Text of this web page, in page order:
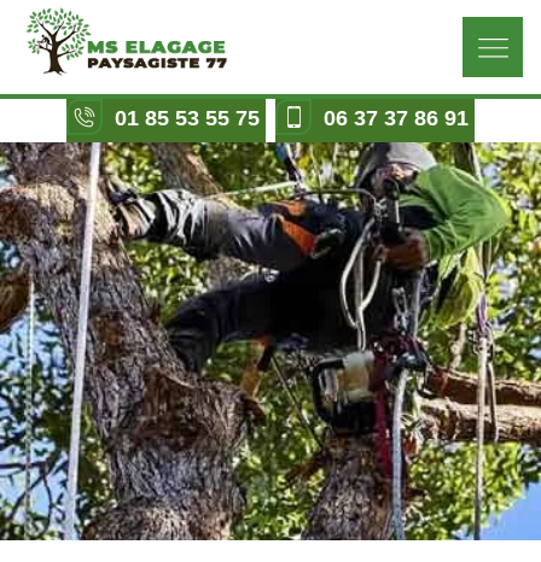
01 85 53 55 75 06 37 37 86 91